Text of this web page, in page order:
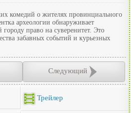
комедий о жителях провинциального
археологии обнаруживает
право на суверенитет. Это
забавных событий и курьезных
Следующий
Трейлер